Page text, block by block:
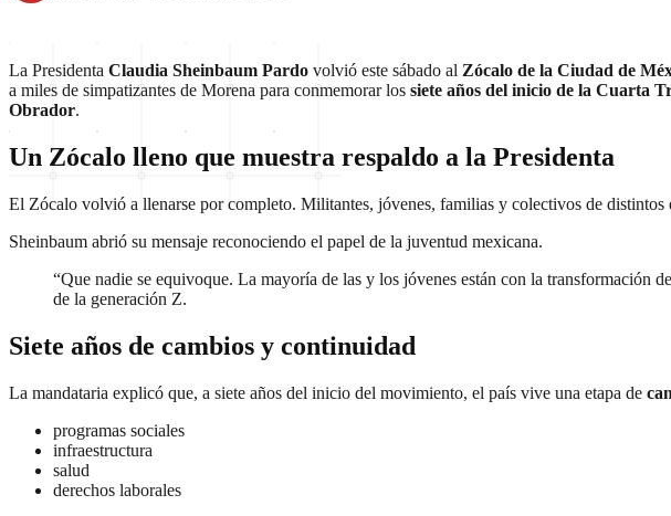
La Presidenta Claudia Sheinbaum Pardo volvió este sábado al Zócalo de la Ciudad de
a miles de simpatizantes de Morena para conmemorar los siete años del inicio de la Cuarta
Obrador.
Un Zócalo lleno que muestra respaldo a la Presidenta
El Zócalo volvió a llenarse por completo. Militantes, jóvenes, familias y colectivos de
Sheinbaum abrió su mensaje reconociendo el papel de la juventud mexicana.
“Que nadie se equivoque. La mayoría de las y los jóvenes están con la transformación
de la generación Z.
Siete años de cambios y continuidad
La mandataria explicó que, a siete años del inicio del movimiento, el país vive una etapa de
programas sociales
infraestructura
salud
derechos laborales